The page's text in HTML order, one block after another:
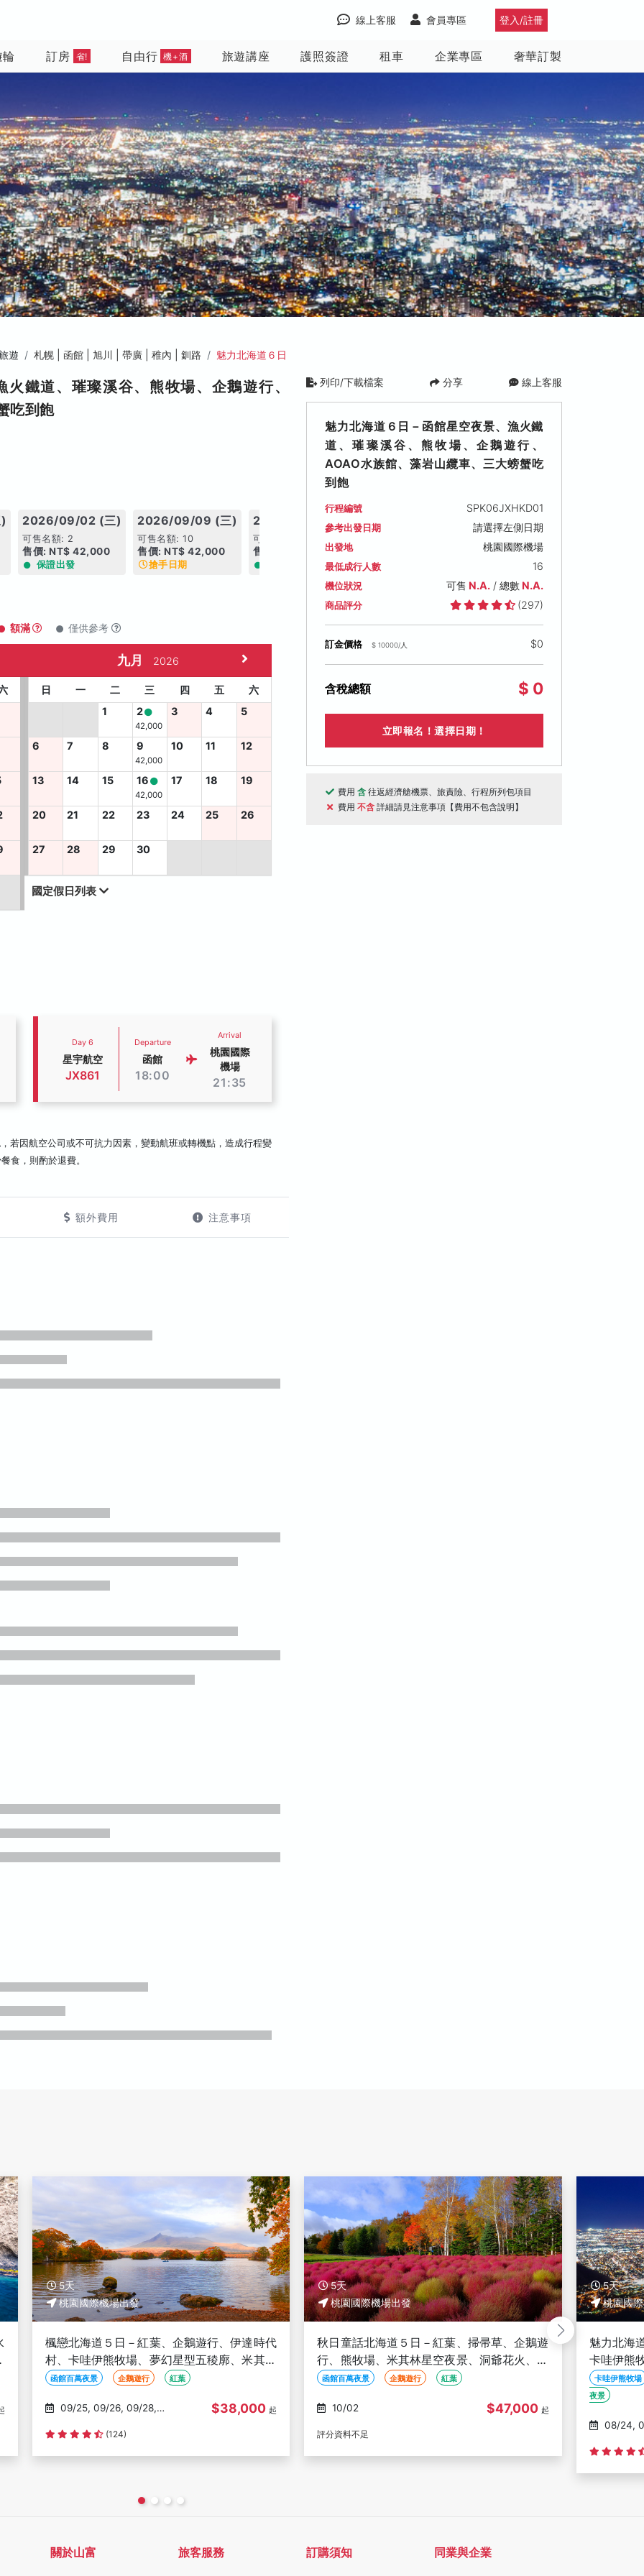
登入/註冊
會員專區
線上客服
訂房 省! 自由行 機+酒 旅遊講座 護照簽證 租車 企業專區 奢華訂製
遊 札幌 | 函館 | 旭川 | 帶廣 | 稚內 | 釧路 魅力北海道６日
鐵道、璀璨溪谷、熊牧場、企鵝遊行、
吃到飽
2026/09/02 (三)
可售名額: 2
售價: NT$ 42,000
保證出發
2026/09/09 (三)
可售名額: 10
售價: NT$ 42,000
搶手日期
2026/09/16 (三)
可售名額: 7
售價: NT$ 42,000
2026/11/04 (三) 2026/11/06 (五)
售價: NT$ 42,000
額滿 僅供參考
九月 2026
日 一 二 三 四 五
六
1
2
42,000
3 4 5
6 7 8 9
42,000
10 11 12
13 14 15 16
42,000
17 18 19
20 21 22 23 24 25 26
27 28 29 30
國定假日列表
Day 6
星宇航空
JX861
Departure
函館
18:00
Arrival
桃園國際
機場
21:35
若因航空公司或不可抗力因素，變動航班或轉機點，造成行程變
食，則酌於退費。
額外費用 注意事項
列印/下載檔案 分享 線上客服
魅力北海道６日－函館星空夜景、漁火鐵
道、璀璨溪谷、熊牧場、企鵝遊行、
AOAO水族館、藻岩山纜車、三大螃蟹吃
到飽
行程編號 SPK06JXHKD01
參考出發日期 請選擇左側日期
出發地 桃園國際機場
最低成行人數 16
機位狀況 可售 N.A./ 總數N.A.
商品評分 (297)
訂金價格 $ 10000/人 $0
含稅總額 $ 0
立即報名！選擇日期！
費用 含 往返經濟艙機票、旅責險、行程所列包項目
費用 不含 詳細請見注意事項【費用不包含說明】
5天
桃園國際機場出發
秋日童話北海道５日－紅葉、掃帚草、企鵝遊
行、熊牧場、米其林星空夜景、洞爺花火、人
氣NO1小丑漢堡、螃蟹放題(千/函)
函館百萬夜景 企鵝遊行 紅葉
10/02 $47,000 起
評分資料不足
5天
桃園國際機場出發
魅力北海道５日－函館百萬夜景、漁火鐵道、
卡哇伊熊牧場、伊達時代村、企鵝遊行、奇幻
燈遊步道、璀璨溪谷、人氣NO1小丑漢堡
卡哇伊熊牧場 定山溪奇幻燈遊步道-璀璨溪谷
09/08, 09/11
6天
桃園國
楓戀北海
哇伊熊牧
漢堡、河
函館百萬夜景
10/21, 10/
關於山富 旅客服務 訂購須知 同業與企業